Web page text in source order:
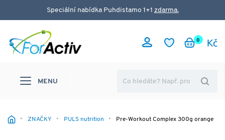
Speciální nabídka Puhdistamo 1+1 zdarma.
0
MENU
ZNAČKY PULS nutrition Pre-Workout Complex 300g orange